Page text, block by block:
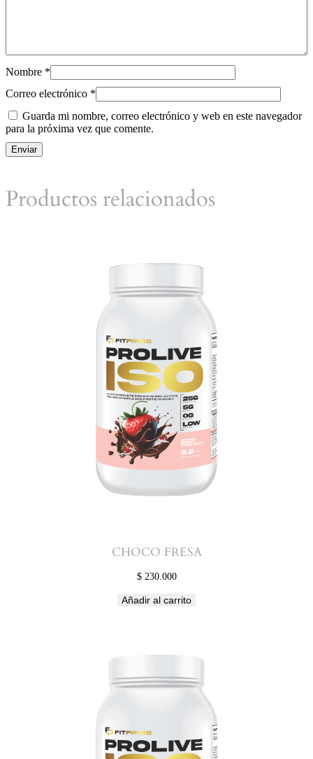
Nombre *
Correo electrónico *
Guarda mi nombre, correo electrónico y web en este navegador
para la próxima vez que comente.
Productos relacionados
CHOCO FRESA
$230.000
Añadir al carrito